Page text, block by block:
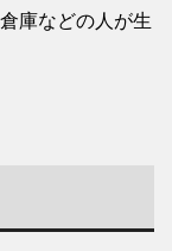
庫などの人が生